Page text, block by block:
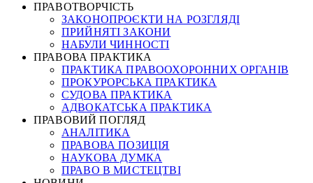
ПРАВОТВОРЧІСТЬ
ЗАКОНОПРОЄКТИ НА РОЗГЛЯДІ
ПРИЙНЯТІ ЗАКОНИ
НАБУЛИ ЧИННОСТІ
ПРАВОВА ПРАКТИКА
ПРАКТИКА ПРАВООХОРОННИХ ОРГАНІВ
ПРОКУРОРСЬКА ПРАКТИКА
СУДОВА ПРАКТИКА
АДВОКАТСЬКА ПРАКТИКА
ПРАВОВИЙ ПОГЛЯД
АНАЛІТИКА
ПРАВОВА ПОЗИЦІЯ
НАУКОВА ДУМКА
ПРАВО В МИСТЕЦТВІ